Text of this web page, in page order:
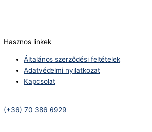
Hasznos linkek
Általános szerződési feltételek
Adatvédelmi nyilatkozat
Kapcsolat
(+36) 70 386 6929